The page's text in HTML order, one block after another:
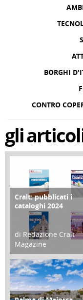
BORGHI
CONTRO
gli
COPERTINA
Cralt: pubblicati i
cataloghi 2024
di Redazione Cralt
Magazine
21 Novembre 2023